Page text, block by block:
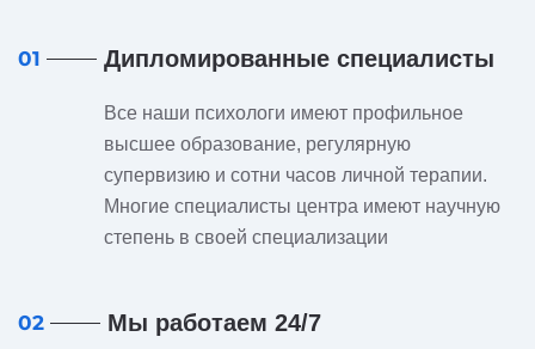
01 Дипломированные специалисты
Все наши психологи имеют профильное
высшее образование, регулярную
супервизию и сотни часов личной терапии.
Многие специалисты центра имеют научную
степень в своей специализации
02 Мы работаем 24/7